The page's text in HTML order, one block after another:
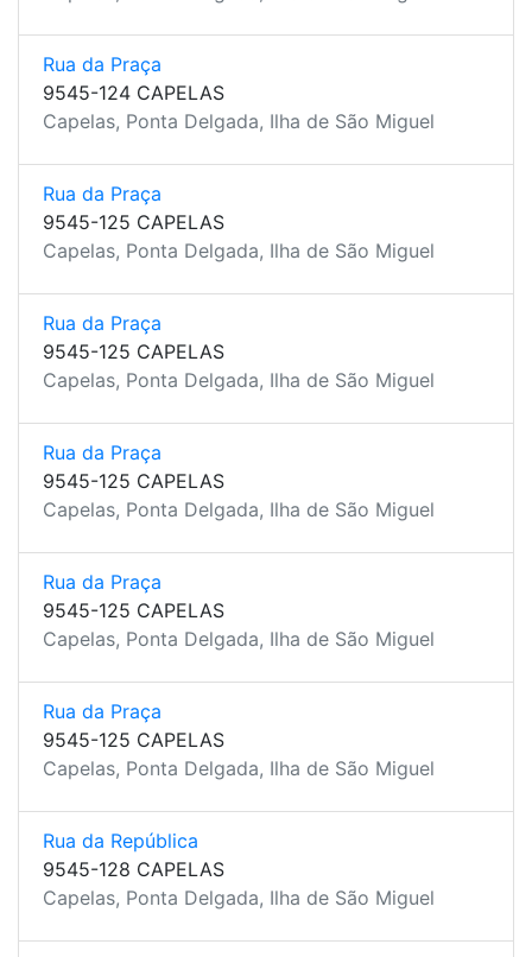
Rua da Praça
9545-124 CAPELAS
Capelas, Ponta Delgada, Ilha de São Miguel
Rua da Praça
9545-125 CAPELAS
Capelas, Ponta Delgada, Ilha de São Miguel
Rua da Praça
9545-125 CAPELAS
Capelas, Ponta Delgada, Ilha de São Miguel
Rua da Praça
9545-125 CAPELAS
Capelas, Ponta Delgada, Ilha de São Miguel
Rua da Praça
9545-125 CAPELAS
Capelas, Ponta Delgada, Ilha de São Miguel
Rua da Praça
9545-125 CAPELAS
Capelas, Ponta Delgada, Ilha de São Miguel
Rua da República
9545-128 CAPELAS
Capelas, Ponta Delgada, Ilha de São Miguel